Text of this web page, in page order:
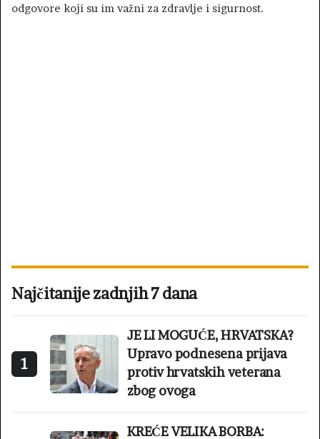
odgovore koji su im važni za zdravlje i sigurnost.
Najčitanije zadnjih 7 dana
1
JE LI MOGUĆE, HRVATSKA?
Upravo podnesena prijava
protiv hrvatskih veterana
zbog ovoga
KREĆE VELIKA BORBA: